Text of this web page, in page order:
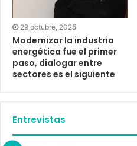
29 octubre, 2025
Modernizar la industria
energética fue el primer
paso, dialogar entre
sectores es el siguiente
Entrevistas